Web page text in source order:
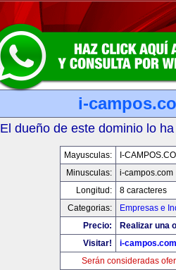
i-
El dueño de este dominio lo
Mayusculas:
I-
Minusculas:
i-campos.com
Longitud:
8 caracteres
Categorias:
Empresas e
Precio:
Realizar una
Visitar!
i-campos.com
Serán consideradas